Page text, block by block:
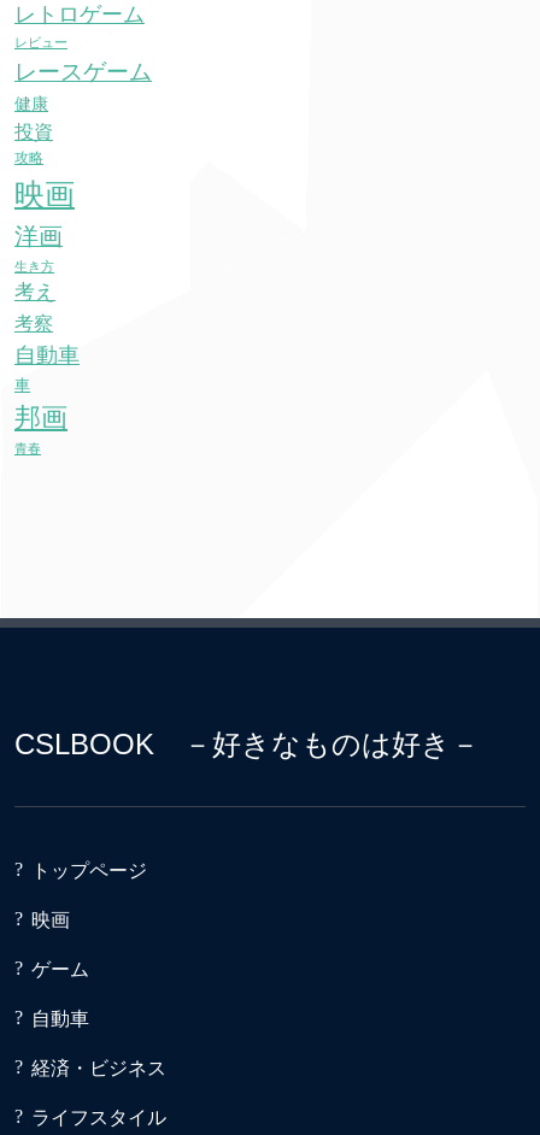
レトロゲーム
レビュー
レースゲーム
健康
投資
攻略
映画
洋画
生き方
考え
考察
自動車
車
邦画
青春
CSLBOOK －好きなものは好き－
トップページ
映画
ゲーム
自動車
経済・ビジネス
ライフスタイル